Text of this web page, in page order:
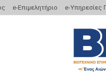
e-Επιμελητήριο e-Υπηρεσίες